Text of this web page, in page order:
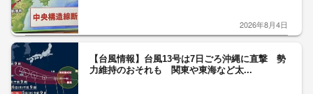
2026年8月4日
【台風情報】台風13号は7日ごろ沖縄に直撃 勢
力維持のおそれも 関東や東海など太...